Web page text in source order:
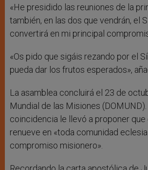
«He presidido las reuniones de la
también, en las dos que vendrán, el
convertirá en mi principal
«Os pido que sigáis rezando por el
pueda dar los frutos esperados»,
La asamblea concluirá el 23 de
Mundial de las Misiones (DOMUND).
coincidencia le llevó a proponer que
renueve en «toda comunidad
compromiso misionero».